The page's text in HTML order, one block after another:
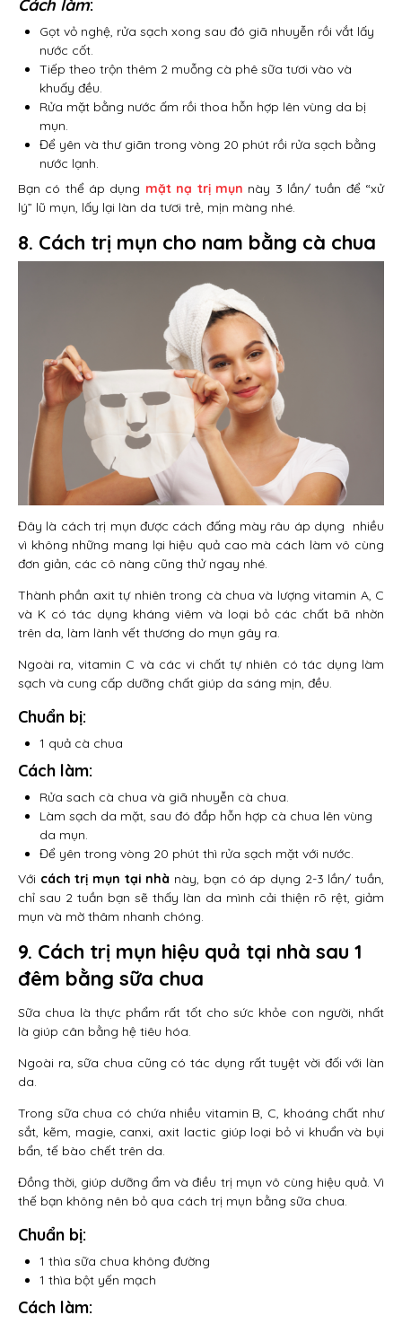
Cách làm:
Gọt vỏ nghệ, rửa sạch xong sau đó giã nhuyễn rồi vắt lấy
nước cốt.
Tiếp theo trộn thêm 2 muỗng cà phê sữa tươi vào và
khuấy đều.
Rửa mặt bằng nước ấm rồi thoa hỗn hợp lên vùng da bị
mụn.
Để yên và thư giãn trong vòng 20 phút rồi rửa sạch bằng
nước lạnh.
Bạn có thể áp dụng mặt nạ trị mụn này 3 lần/ tuần để “xử
lý” lũ mụn, lấy lại làn da tươi trẻ, mịn màng nhé.
8. Cách trị mụn cho nam bằng cà chua
Đây là cách trị mụn được cách đấng mày râu áp dụng nhiều
vì không những mang lại hiệu quả cao mà cách làm vô cùng
đơn giản, các cô nàng cũng thử ngay nhé.
Thành phần axit tự nhiên trong cà chua và lượng vitamin A, C
và K có tác dụng kháng viêm và loại bỏ các chất bã nhờn
trên da, làm lành vết thương do mụn gây ra.
Ngoài ra, vitamin C và các vi chất tự nhiên có tác dụng làm
sạch và cung cấp dưỡng chất giúp da sáng mịn, đều.
Chuẩn bị:
1 quả cà chua
Cách làm:
Rửa sach cà chua và giã nhuyễn cà chua.
Làm sạch da mặt, sau đó đắp hỗn hợp cà chua lên vùng
da mụn.
Để yên trong vòng 20 phút thì rửa sạch mặt với nước.
Với cách trị mụn tại nhà này, bạn có áp dụng 2-3 lần/ tuần,
chỉ sau 2 tuần bạn sẽ thấy làn da mình cải thiện rõ rệt, giảm
mụn và mờ thâm nhanh chóng.
9. Cách trị mụn hiệu quả tại nhà sau 1
đêm bằng sữa chua
Sữa chua là thực phẩm rất tốt cho sức khỏe con người, nhất
là giúp cân bằng hệ tiêu hóa.
Ngoài ra, sữa chua cũng có tác dụng rất tuyệt vời đối với làn
da.
Trong sữa chua có chứa nhiều vitamin B, C, khoáng chất như
sắt, kẽm, magie, canxi, axit lactic giúp loại bỏ vi khuẩn và bụi
bẩn, tế bào chết trên da.
Đồng thời, giúp dưỡng ẩm và điều trị mụn vô cùng hiệu quả. Vì
thế bạn không nên bỏ qua cách trị mụn bằng sữa chua.
Chuẩn bị:
1 thìa sữa chua không đường
1 thìa bột yến mạch
Cách làm: